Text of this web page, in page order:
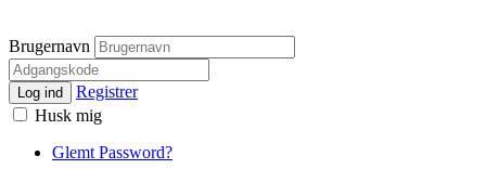
Brugernavn
Log ind
Registrer
Husk mig
Glemt Password?